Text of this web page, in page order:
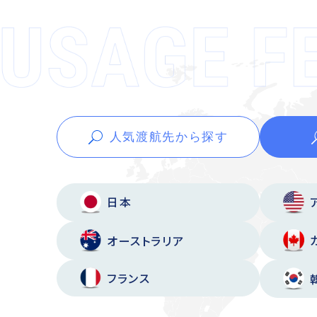
人気渡航先から探す
日本
オーストラリア
フランス